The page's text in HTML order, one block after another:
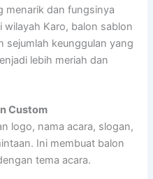
menarik dan fungsinya
Karo, balon sablon
sejumlah keunggulan yang
lebih meriah dan
Custom
logo, nama acara, slogan,
Ini membuat balon
tema acara.